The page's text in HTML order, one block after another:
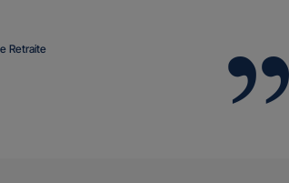
Retraite